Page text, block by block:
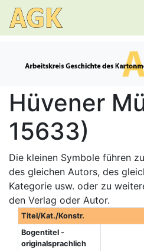
Hüvener
15633)
Die kleinen Symbole führen
des gleichen Autors, des
Kategorie usw. oder zu
den Verlag oder Autor.
Titel/Kat./Konstr.
Bogentitel -
originalsprachlich